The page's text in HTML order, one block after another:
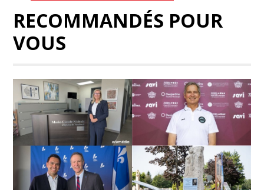
RECOMMANDÉS POUR
VOUS